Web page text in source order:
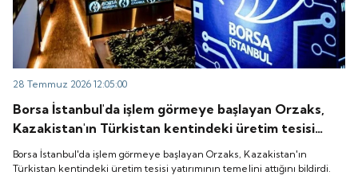
28 Temmuz 2026 12:05:00
Borsa İstanbul'da işlem görmeye başlayan Orzaks,
Kazakistan'ın Türkistan kentindeki üretim tesisi
yatırımının temelini attığını bildirdi.
Borsa İstanbul'da işlem görmeye başlayan Orzaks, Kazakistan'ın
Türkistan kentindeki üretim tesisi yatırımının temelini attığını bildirdi.